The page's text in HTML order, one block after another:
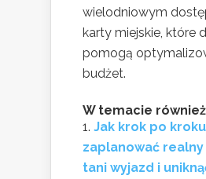
wielodniowym
karty miejskie, które
pomogą
budżet.
W temacie
Jak krok po kroku
zaplanować
tani wyjazd i